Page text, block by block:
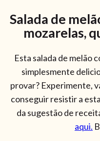
Salada de
mozarelas,
Esta salada de melão
simplesmente
provar? Experimente,
conseguir resistir a
da sugestão de
aqui.